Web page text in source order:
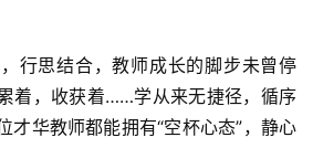
行思结合，教师成长的脚步未曾停
着，收获着……学从来无捷径，循序
才华教师都能拥有“空杯心态”，静心